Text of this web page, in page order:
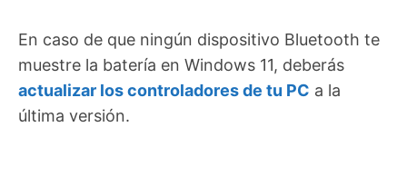
En caso de que ningún dispositivo Bluetooth te
muestre la batería en Windows 11, deberás
actualizar los controladores de tu PC a la
última versión.